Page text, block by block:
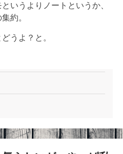
いうよりノートというか、
約。
うよ？と。